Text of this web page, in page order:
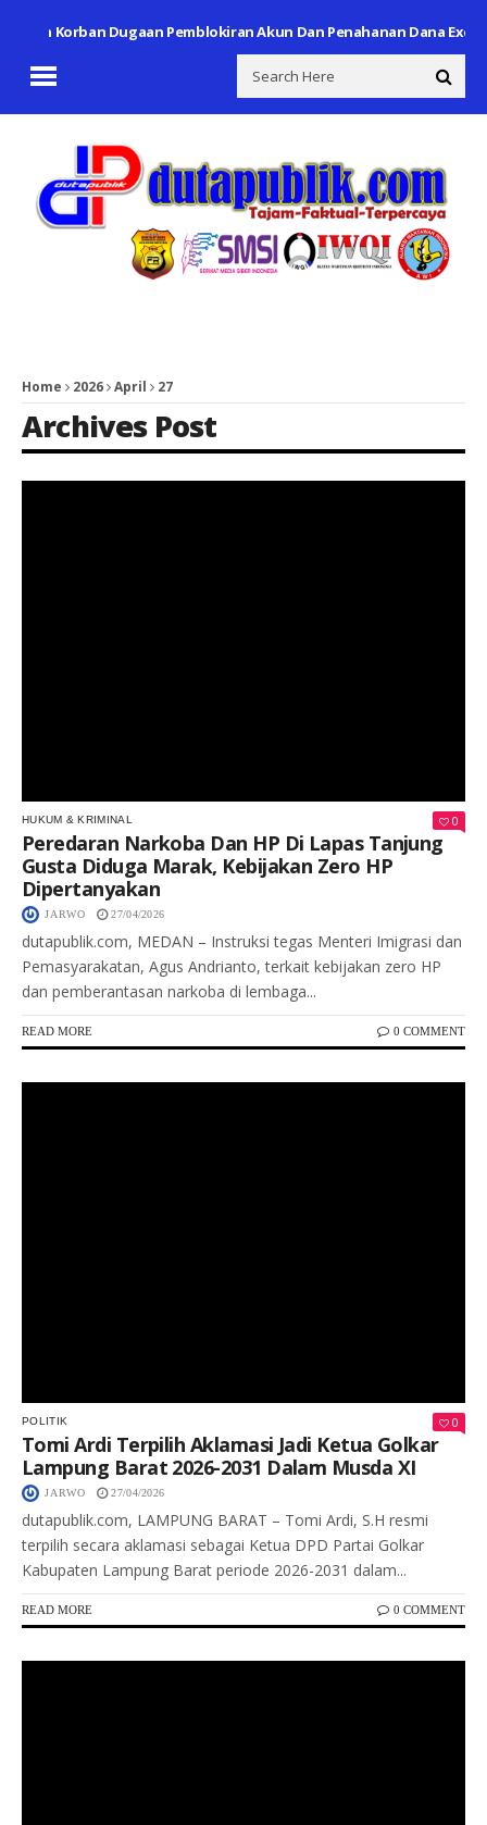
Korban Dugaan Pemblokiran Akun Dan Penahanan Dana
Home 2026 April 27
Archives Post
Keterangan Gambar: Kondisi Lembaga Pemasyarakatan (Lapas) Kelas IA Tanjung Gusta Medan yang menjadi sorotan terkait dugaan peredaran narkoba dan penggunaan telepon genggam di dalam lapas.
HUKUM & KRIMINAL 0
Peredaran Narkoba Dan HP Di Lapas Tanjung
Gusta Diduga Marak, Kebijakan Zero HP
Dipertanyakan
JARWO 27/04/2026
dutapublik.com, MEDAN – Instruksi tegas Menteri Imigrasi dan
Pemasyarakatan, Agus Andrianto, terkait kebijakan zero HP
dan pemberantasan narkoba di lembaga...
READ MORE 0 COMMENT
Keterangan Gambar: Pengurus dan pimpinan sidang saat pelaksanaan Musyawarah Daerah (Musda) XI Partai Golkar Kabupaten Lampung Barat tahun 2026.
POLITIK 0
Tomi Ardi Terpilih Aklamasi Jadi Ketua Golkar
Lampung Barat 2026-2031 Dalam Musda XI
JARWO 27/04/2026
dutapublik.com, LAMPUNG BARAT – Tomi Ardi, S.H resmi
terpilih secara aklamasi sebagai Ketua DPD Partai Golkar
Kabupaten Lampung Barat periode 2026-2031 dalam...
READ MORE 0 COMMENT
Keterangan Gambar: Kapolda Riau bersama Plt Gubernur Riau dan unsur Forkopimda berfoto usai Rapat Koordinasi Lintas Sektoral Karhutla 2026 di Aula Tribrata Mapolda Riau, Pekanbaru, Senin (27/4/2026).